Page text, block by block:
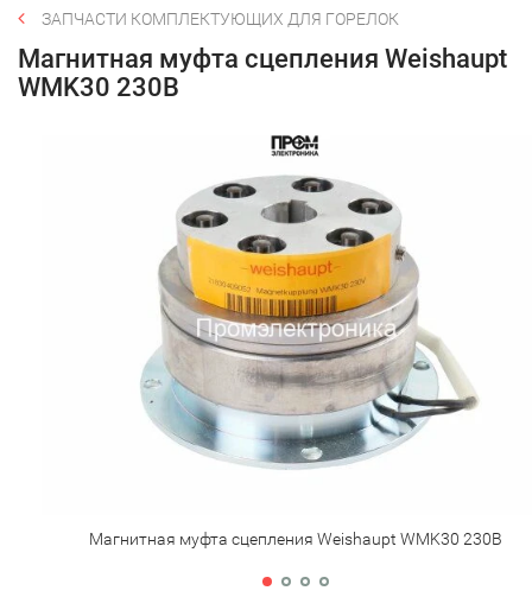
ЗАПЧАСТИ КОМПЛЕКТУЮЩИХ ДЛЯ ГОРЕЛОК
Магнитная муфта сцепления Weishaupt
WMK30 230В
Магнитная муфта сцепления Weishaupt WMK30 230В